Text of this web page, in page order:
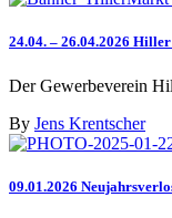
24.04. – 26.04.2026
Der Gewerbeverein
By Jens Krentscher
09.01.2026